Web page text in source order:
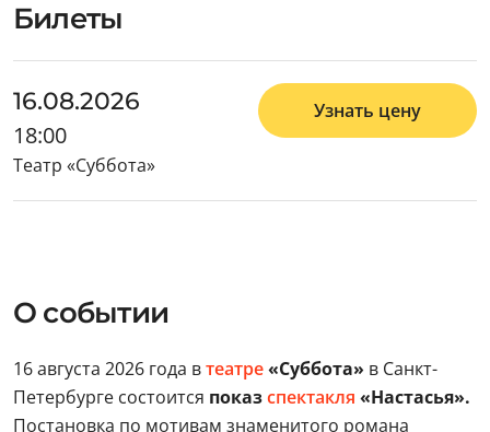
Билеты
16.08.2026
18:00
Театр «Суббота»
Узнать цену
О событии
16 августа 2026 года втеатре«Суббота» в Санкт-
Петербурге состоится показспектакля «Настасья».
Постановка по мотивам знаменитого романа